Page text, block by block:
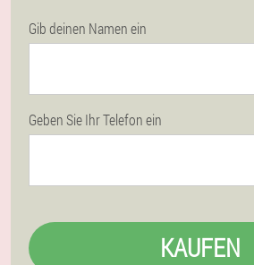
Gib deinen Namen ein
Geben Sie Ihr Telefon ein
KAUFEN